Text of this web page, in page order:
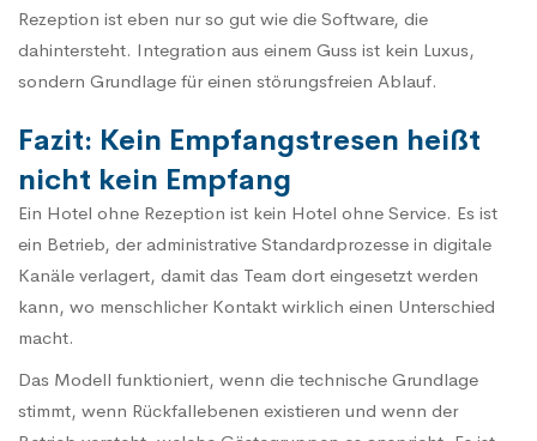
Rezeption ist eben nur so gut wie die Software, die
dahintersteht. Integration aus einem Guss ist kein Luxus,
sondern Grundlage für einen störungsfreien Ablauf.
Fazit: Kein Empfangstresen heißt
nicht kein Empfang
Ein Hotel ohne Rezeption ist kein Hotel ohne Service. Es ist
ein Betrieb, der administrative Standardprozesse in digitale
Kanäle verlagert, damit das Team dort eingesetzt werden
kann, wo menschlicher Kontakt wirklich einen Unterschied
macht.
Das Modell funktioniert, wenn die technische Grundlage
stimmt, wenn Rückfallebenen existieren und wenn der